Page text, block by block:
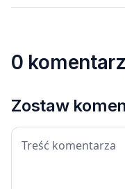
0
Zostaw